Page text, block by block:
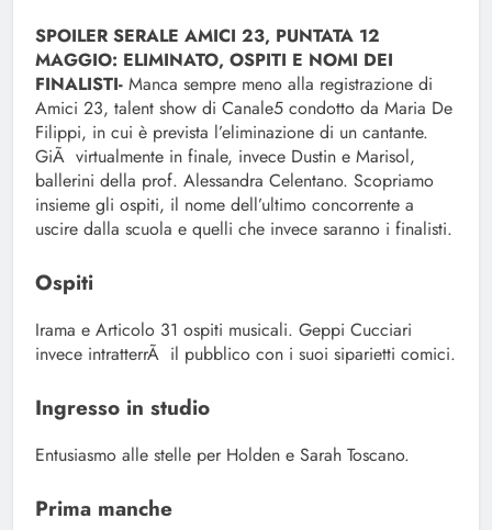
SPOILER SERALE AMICI 23, PUNTATA 12
MAGGIO: ELIMINATO, OSPITI E NOMI DEI
FINALISTI- Manca sempre meno alla registrazione di
Amici 23, talent show di Canale5 condotto da Maria De
Filippi, in cui è prevista l’eliminazione di un cantante.
GiÃ virtualmente in finale, invece Dustin e Marisol,
ballerini della prof. Alessandra Celentano. Scopriamo
insieme gli ospiti, il nome dell’ultimo concorrente a
uscire dalla scuola e quelli che invece saranno i finalisti.
Ospiti
Irama e Articolo 31 ospiti musicali. Geppi Cucciari
invece intratterrÃ il pubblico con i suoi siparietti comici.
Ingresso in studio
Entusiasmo alle stelle per Holden e Sarah Toscano.
Prima manche